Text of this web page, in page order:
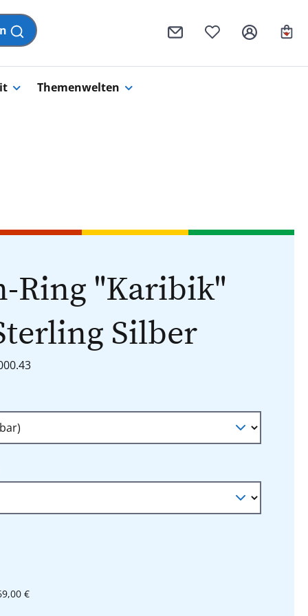
Themenwelten
Ring "Karibik"
Silber
€